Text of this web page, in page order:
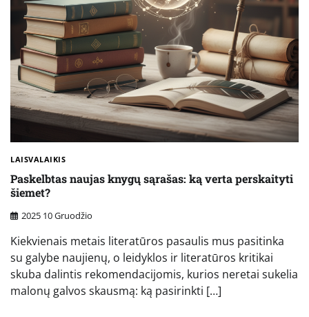
LAISVALAIKIS
Paskelbtas naujas knygų sąrašas: ką verta perskaityti
šiemet?
2025 10 Gruodžio
Kiekvienais metais literatūros pasaulis mus pasitinka
su galybe naujienų, o leidyklos ir literatūros kritikai
skuba dalintis rekomendacijomis, kurios neretai sukelia
malonų galvos skausmą: ką pasirinkti […]